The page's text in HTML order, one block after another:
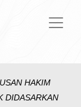
HAKIM
DIDASARKAN